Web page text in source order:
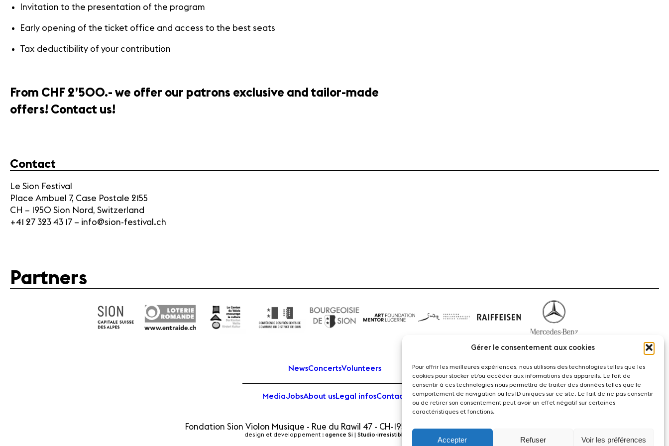
Gérer le consentement aux cookies
Pour offrir les meilleures expériences, nous utilisons des technologies telles que les
cookies pour stocker et/ou accéder aux informations des appareils. Le fait de
consentir à ces technologies nous permettra de traiter des données telles que le
comportement de navigation ou les ID uniques sur ce site. Le fait de ne pas consentir
ou de retirer son consentement peut avoir un effet négatif sur certaines
caractéristiques et fonctions.
Accepter Refuser Voir les préférences
Invitation to the presentation of the program
Early opening of the ticket office and access to the best seats
Tax deductibility of your contribution
From CHF 2’500.- we offer our patrons exclusive and tailor-made
offers! Contact us!
Contact
Le Sion Festival
Place Ambuel 7, Case Postale 2155
CH – 1950 Sion Nord, Switzerland
+41 27 323 43 17 – info@sion-festival.ch
Partners
NewsConcertsVolunteers
MediaJobsAbout usLegal infosContact
Fondation Sion Violon Musique - Rue du Rawil 47 - CH-1950 Sion - Switzerland
design et developpement : agence Si | Studio-irresistible - Paris